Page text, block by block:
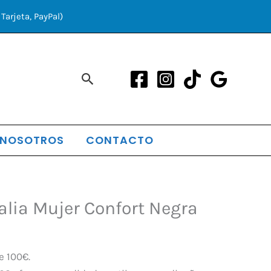
PayPal)
Buscar
CONTACTO
Mujer Confort Negra
100€.